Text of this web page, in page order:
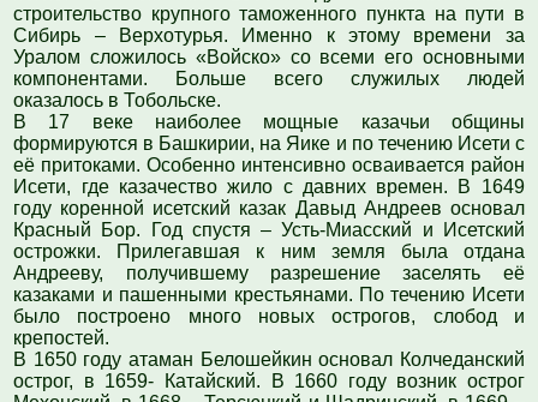
строительство крупного таможенного пункта на пути в
Сибирь – Верхотурья. Именно к этому времени за
Уралом сложилось «Войско» со всеми его основными
компонентами. Больше всего служилых людей
оказалось в Тобольске.
В 17 веке наиболее мощные казачьи общины
формируются в Башкирии, на Яике и по течению Исети с
её притоками. Особенно интенсивно осваивается район
Исети, где казачество жило с давних времен. В 1649
году коренной исетский казак Давыд Андреев основал
Красный Бор. Год спустя – Усть-Миасский и Исетский
острожки. Прилегавшая к ним земля была отдана
Андрееву, получившему разрешение заселять её
казаками и пашенными крестьянами. По течению Исети
было построено много новых острогов, слобод и
крепостей.
В 1650 году атаман Белошейкин основал Колчеданский
острог, в 1659- Катайский. В 1660 году возник острог